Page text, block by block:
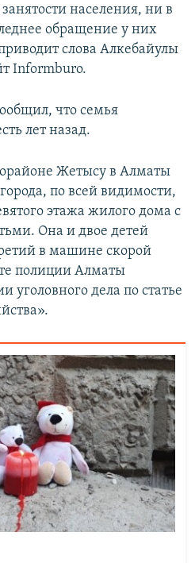
населения, ни в
обращение у них
слова Алкебайулы
Informburo.
что семья
лет назад.
Жетысу в Алматы
по всей видимости,
этажа жилого дома с
Она и двое детей
в машине скорой
полиции Алматы
уголовного дела по статье